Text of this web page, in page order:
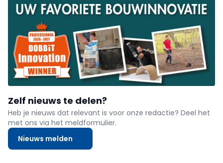
Zelf nieuws te delen?
Heb je nieuws dat relevant is voor onze redactie? Deel het
met ons via het meldformulier.
Nieuws melden